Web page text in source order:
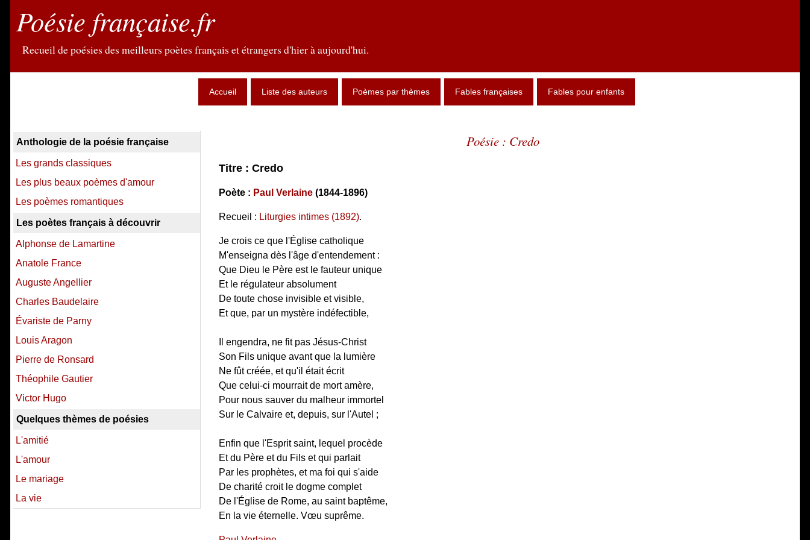
Poésie française.fr
Recueil de poésies des meilleurs poètes français et étrangers d'hier à aujourd'hui.
Accueil Liste des auteurs Poèmes par thèmes Fables françaises Fables pour enfants
Poésie : Credo
Titre : Credo
Poète : Paul Verlaine (1844-1896)
Recueil : Liturgies intimes (1892).
Je crois ce que l'Église catholique
M'enseigna dès l'âge d'entendement :
Que Dieu le Père est le fauteur unique
Et le régulateur absolument
De toute chose invisible et visible,
Et que, par un mystère indéfectible,
Il engendra, ne fit pas Jésus-Christ
Son Fils unique avant que la lumière
Ne fût créée, et qu'il était écrit
Que celui-ci mourrait de mort amère,
Pour nous sauver du malheur immortel
Sur le Calvaire et, depuis, sur l'Autel ;
Enfin que l'Esprit saint, lequel procède
Et du Père et du Fils et qui parlait
Par les prophètes, et ma foi qui s'aide
De charité croit le dogme complet
De l'Église de Rome, au saint baptême,
En la vie éternelle. Vœu suprême.
Anthologie de la poésie française
Les grands classiques
Les plus beaux poèmes d'amour
Les poèmes romantiques
Les poètes français à découvrir
Alphonse de Lamartine
Anatole France
Auguste Angellier
Charles Baudelaire
Évariste de Parny
Louis Aragon
Pierre de Ronsard
Théophile Gautier
Victor Hugo
Quelques thèmes de poésies
L'amitié
L'amour
Le mariage
La vie